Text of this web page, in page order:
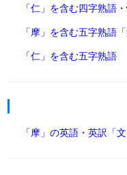
「仁」を含む四字熟語
「摩」を含む五字熟語
「仁」を含む五字熟語
「摩」の英語・英訳 「